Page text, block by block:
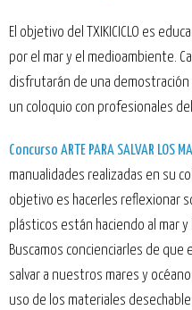
El objetivo del TXIKICICLO es
por el mar y el medioambiente.
disfrutarán de una
un coloquio con profesionales
Concurso ARTE PARA SALVAR LOS
manualidades realizadas en su
objetivo es hacerles reflexionar
plásticos están haciendo al mar
Buscamos concienciarles de
salvar a nuestros mares y
uso de los materiales